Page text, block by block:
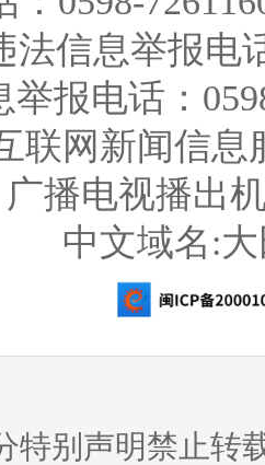
法信息举报电
报电话：
联网新闻信息
广播电视播出
中文域名:
特别声明禁止转